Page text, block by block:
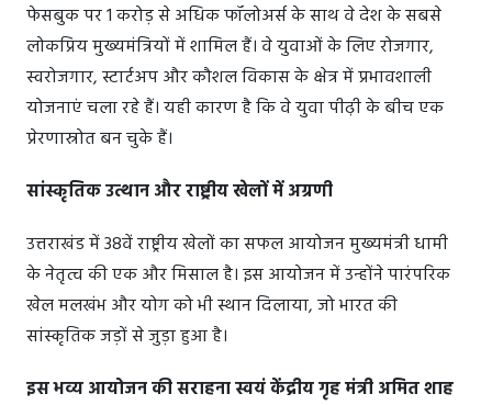
फेसबुक पर 1 करोड़ से अधिक फॉलोअर्स के साथ वे देश के सबसे
लोकप्रिय मुख्यमंत्रियों में शामिल हैं। वे युवाओं के लिए रोजगार,
स्वरोजगार, स्टार्टअप और कौशल विकास के क्षेत्र में प्रभावशाली
योजनाएं चला रहे हैं। यही कारण है कि वे युवा पीढ़ी के बीच एक
प्रेरणास्रोत बन चुके हैं।
सांस्कृतिक उत्थान और राष्ट्रीय खेलों में अग्रणी
उत्तराखंड में 38वें राष्ट्रीय खेलों का सफल आयोजन मुख्यमंत्री धामी
के नेतृत्व की एक और मिसाल है। इस आयोजन में उन्होंने पारंपरिक
खेल मलखंभ और योग को भी स्थान दिलाया, जो भारत की
सांस्कृतिक जड़ों से जुड़ा हुआ है।
इस भव्य आयोजन की सराहना स्वयं केंद्रीय गृह मंत्री अमित शाह